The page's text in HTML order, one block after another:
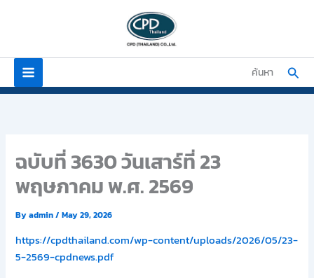
ค้นหา
ฉบับที่ 3630 วันเสาร์ที่ 23
พฤษภาคม พ.ศ. 2569
Byadmin/May 29, 2026
https://cpdthailand.com/wp-content/uploads/2026/05/23-
5-2569-cpdnews.pdf